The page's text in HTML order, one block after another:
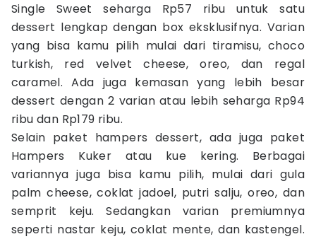
Single Sweet seharga Rp57 ribu untuk satu
dessert lengkap dengan box eksklusifnya. Varian
yang bisa kamu pilih mulai dari tiramisu, choco
turkish, red velvet cheese, oreo, dan regal
caramel. Ada juga kemasan yang lebih besar
dessert dengan 2 varian atau lebih seharga Rp94
ribu dan Rp179 ribu.
Selain paket hampers dessert, ada juga paket
Hampers Kuker atau kue kering. Berbagai
variannya juga bisa kamu pilih, mulai dari gula
palm cheese, coklat jadoel, putri salju, oreo, dan
semprit keju. Sedangkan varian premiumnya
seperti nastar keju, coklat mente, dan kastengel.